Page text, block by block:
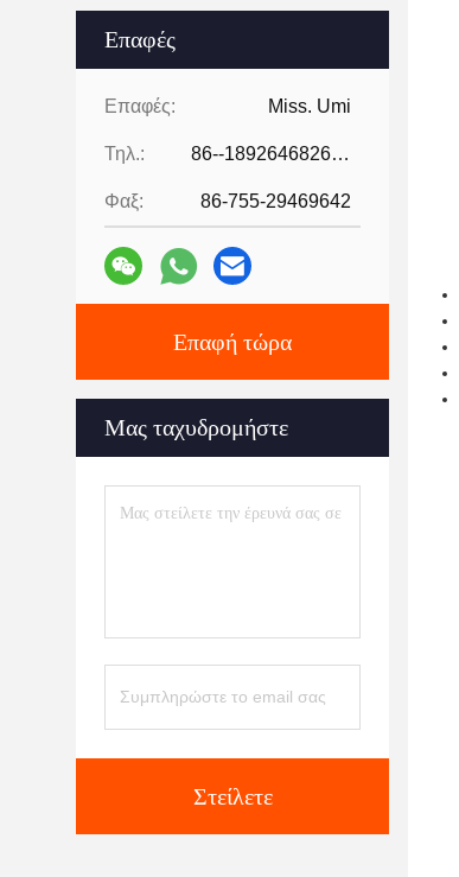
Επαφές
Επαφές: Miss. Umi
Τηλ.: 86--18926468268-15989898006
Φαξ: 86-755-29469642
Επαφή τώρα
Μας ταχυδρομήστε
Στείλετε